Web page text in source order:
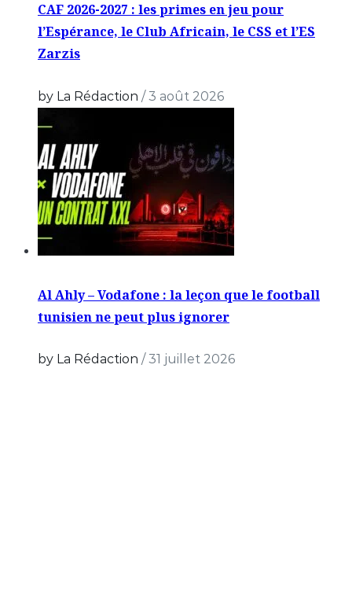
CAF 2026-2027 : les primes en jeu pour
l’Espérance, le Club Africain, le CSS et l’ES
Zarzis
by La Rédaction /3 août 2026
Al Ahly – Vodafone : la leçon que le football
tunisien ne peut plus ignorer
by La Rédaction / 31 juillet 2026